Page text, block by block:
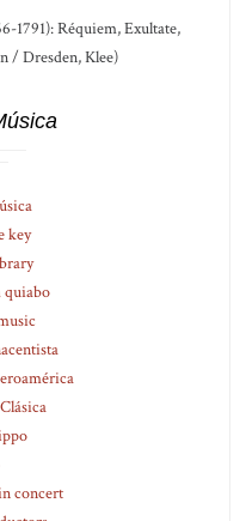
1791): Réquiem, Exultate,
/ Dresden, Klee)
key
quiabo
concert